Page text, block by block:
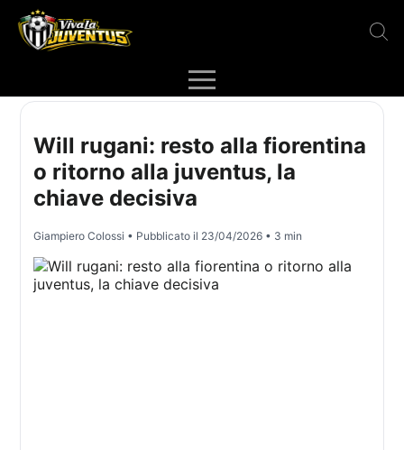
Will rugani: resto alla fiorentina
o ritorno alla juventus, la
chiave decisiva
Giampiero Colossi • Pubblicato il 23/04/2026 • 3 min